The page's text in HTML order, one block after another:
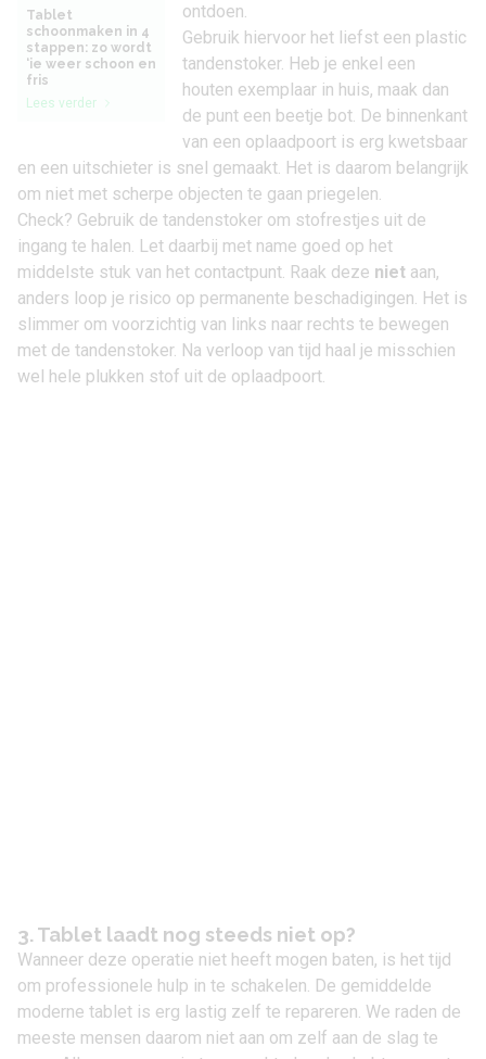
Tablet
schoonmaken in 4
stappen: zo wordt
‘ie weer schoon en
fris
Lees verder
ontdoen.
Gebruik hiervoor het liefst een plastic
tandenstoker. Heb je enkel een
houten exemplaar in huis, maak dan
de punt een beetje bot. De binnenkant
van een oplaadpoort is erg kwetsbaar
en een uitschieter is snel gemaakt. Het is daarom belangrijk
om niet met scherpe objecten te gaan priegelen.
Check? Gebruik de tandenstoker om stofrestjes uit de
ingang te halen. Let daarbij met name goed op het
middelste stuk van het contactpunt. Raak deze niet aan,
anders loop je risico op permanente beschadigingen. Het is
slimmer om voorzichtig van links naar rechts te bewegen
met de tandenstoker. Na verloop van tijd haal je misschien
wel hele plukken stof uit de oplaadpoort.
3. Tablet laadt nog steeds niet op?
Wanneer deze operatie niet heeft mogen baten, is het tijd
om professionele hulp in te schakelen. De gemiddelde
moderne tablet is erg lastig zelf te repareren. We raden de
meeste mensen daarom niet aan om zelf aan de slag te